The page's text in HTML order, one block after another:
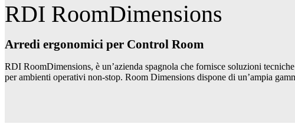
RDI RoomDimensions
Arredi ergonomici per Control Room
RDI RoomDimensions, è un’azienda spagnola che fornisce soluzioni
per ambienti operativi non-stop. Room Dimensions dispone di un’ampia